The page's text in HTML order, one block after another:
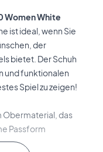
Women White
ist ideal, wenn Sie
der
bietet. Der Schuh
und funktionalen
Spiel zu zeigen!
Obermaterial, das
Passform